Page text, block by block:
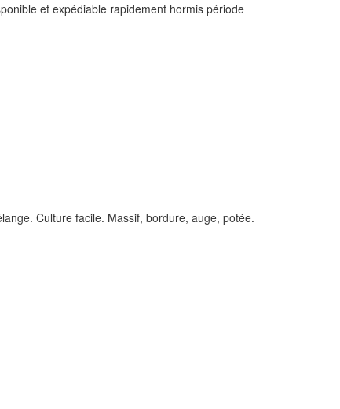
et expédiable rapidement hormis période
Culture facile. Massif, bordure, auge, potée.